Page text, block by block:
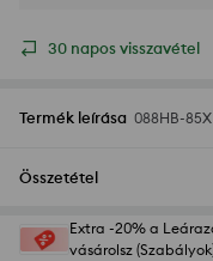
30 napos visszavétel
Termék leírása 088HB-85X
Összetétel
Extra -20% a
vásárolsz